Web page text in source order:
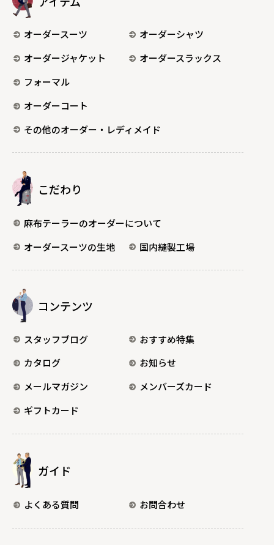
オーダースーツ
オーダーシャツ
オーダージャケット
オーダースラックス
フォーマル
オーダーコート
その他のオーダー・レディメイド
こだわり
麻布テーラーのオーダーについて
オーダースーツの生地
国内縫製工場
コンテンツ
スタッフブログ
おすすめ特集
カタログ
お知らせ
メールマガジン
メンバーズカード
ギフトカード
ガイド
よくある質問 お問合わせ